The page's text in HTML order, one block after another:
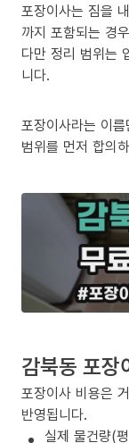
포장이사는 짐을
까지 포함되는 경
다만 정리 범위는
니다.
포장이사라는 이
범위를 먼저 합의
감북동 포장
포장이사 비용은
반영됩니다.
실제 물건량(